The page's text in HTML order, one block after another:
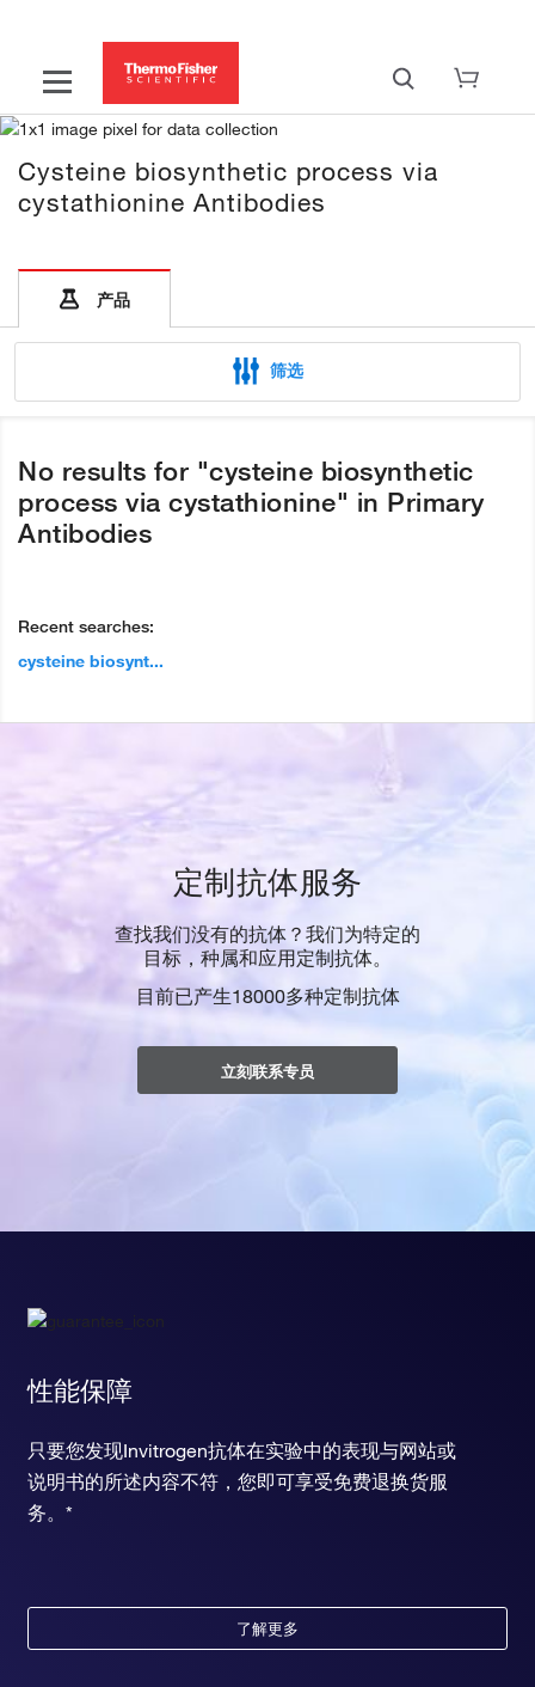
Cysteine biosynthetic process via
cystathionine Antibodies
产品
筛选
No results for "cysteine biosynthetic
process via cystathionine" in Primary
Antibodies
Recent searches:
cysteine biosynt...
定制抗体服务
查找我们没有的抗体？我们为特定的
目标，种属和应用定制抗体。
目前已产生18000多种定制抗体
立刻联系专员
性能保障
只要您发现Invitrogen抗体在实验中的表现与网站或
说明书的所述内容不符，您即可享受免费退换货服
务。*
了解更多